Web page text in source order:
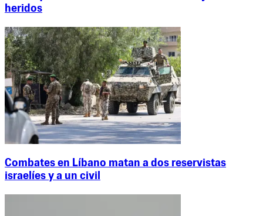
heridos
Combates en Líbano matan a dos reservistas
israelíes y a un civil